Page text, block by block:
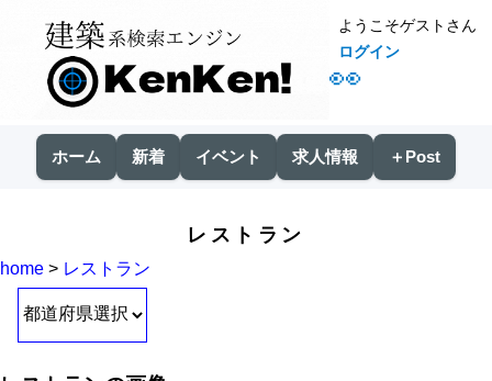
👀
ようこそゲストさん
ログイン
ホーム 新着 イベント 求人情報 ＋Post
レストラン
home > レストラン